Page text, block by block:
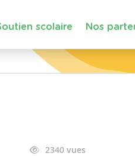
scolaire Nos
2340 vues